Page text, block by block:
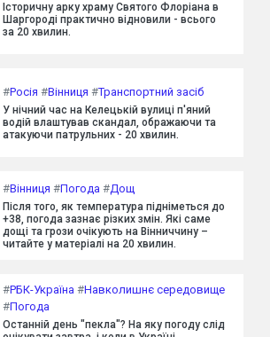
Історичну арку храму Святого Флоріана в
Шаргороді практично відновили - всього
за 20 хвилин.
#Росія #Вінниця #Транспортний засіб
У нічний час на Келецькій вулиці п'яний
водій влаштував скандал, ображаючи та
атакуючи патрульних - 20 хвилин.
#Вінниця #Погода #Дощ
Після того, як температура підніметься до
+38, погода зазнає різких змін. Які саме
дощі та грози очікують на Вінниччину –
читайте у матеріалі на 20 хвилин.
#РБК-Україна #Навколишнє середовище
#Погода
Останній день "пекла"? На яку погоду слід